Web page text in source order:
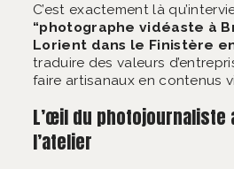
C’est exactement là
“photographe vidéaste à
Lorient dans le Finistère
traduire des valeurs
faire artisanaux en contenus
L’œil du
l’atelier